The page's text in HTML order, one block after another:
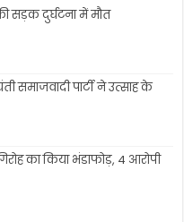
दुर्घटना में मौत
समाजवादी पार्टी ने उत्साह के
का किया भंडाफोड़, 4 आरोपी